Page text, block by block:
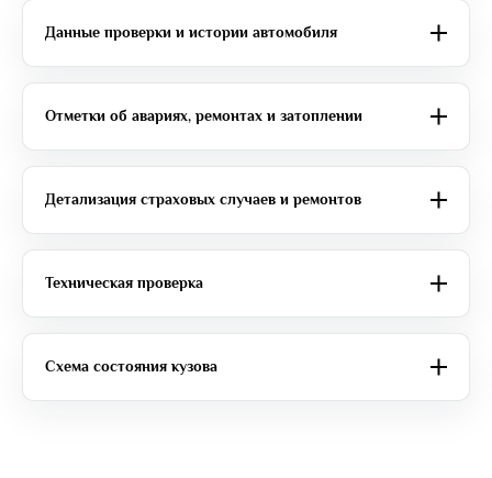
Данные проверки и истории автомобиля
Отметки об авариях, ремонтах и затоплении
Детализация страховых случаев и ремонтов
Техническая проверка
Схема состояния кузова